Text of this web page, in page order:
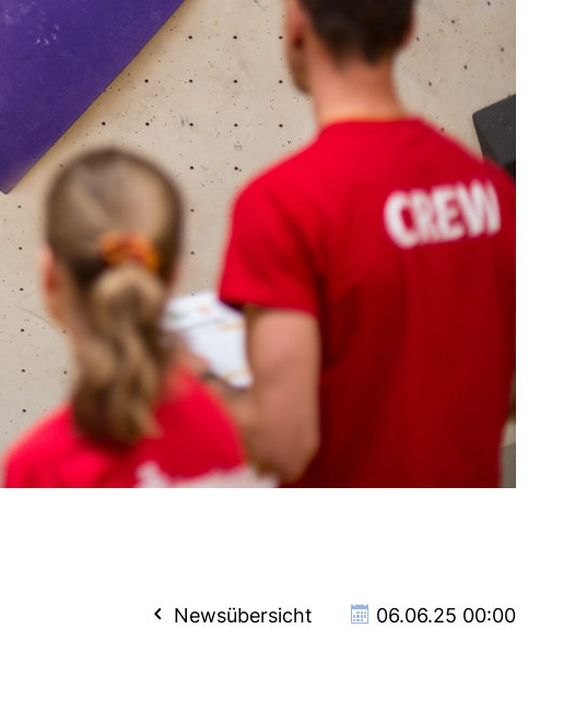
Newsübersicht 06.06.25 00:00